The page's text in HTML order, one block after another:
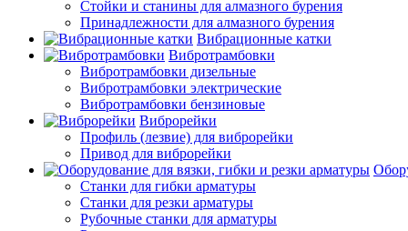
Стойки и станины для алмазного бурения
Принадлежности для алмазного бурения
Вибрационные катки
Вибротрамбовки
Вибротрамбовки дизельные
Вибротрамбовки электрические
Вибротрамбовки бензиновые
Виброрейки
Профиль (лезвие) для виброрейки
Привод для виброрейки
Станки для гибки арматуры
Станки для резки арматуры
Рубочные станки для арматуры